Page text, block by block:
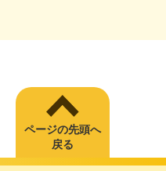
ページの先頭へ
戻る